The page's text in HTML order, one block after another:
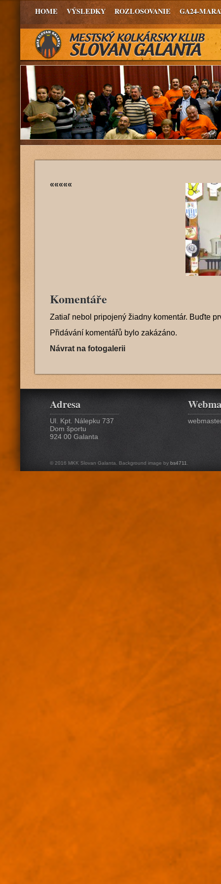
HOME VÝSLEDKY ROZLOSOVANIE GA24-
«««««
Komentáře
Zatiaľ nebol pripojený žiadny komentár. Buďte
Přidávání komentářů bylo zakázáno.
Návrat na fotogalerii
Adresa
Ul. Kpt. Nálepku 737
Dom športu
924 00 Galanta
© 2016 MKK Slovan Galanta. Background image by bs4711